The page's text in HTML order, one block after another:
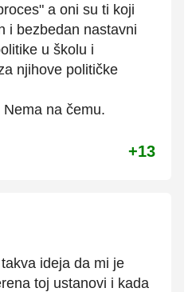
a oni su ti koji
i bezbedan nastavni
u školu i
njihove političke
na čemu.
+13
ideja da mi je
toj ustanovi i kada